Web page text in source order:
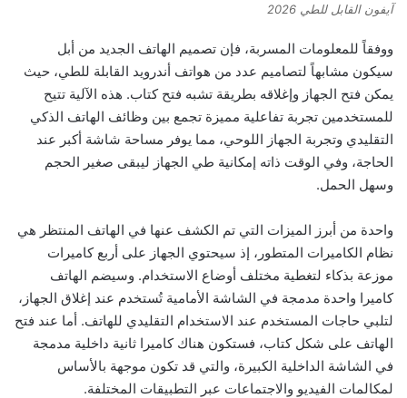
آيفون القابل للطي 2026
ووفقاً للمعلومات المسربة، فإن تصميم الهاتف الجديد من أبل
سيكون مشابهاً لتصاميم عدد من هواتف أندرويد القابلة للطي، حيث
يمكن فتح الجهاز وإغلاقه بطريقة تشبه فتح كتاب. هذه الآلية تتيح
للمستخدمين تجربة تفاعلية مميزة تجمع بين وظائف الهاتف الذكي
التقليدي وتجربة الجهاز اللوحي، مما يوفر مساحة شاشة أكبر عند
الحاجة، وفي الوقت ذاته إمكانية طي الجهاز ليبقى صغير الحجم
وسهل الحمل.
واحدة من أبرز الميزات التي تم الكشف عنها في الهاتف المنتظر هي
نظام الكاميرات المتطور، إذ سيحتوي الجهاز على أربع كاميرات
موزعة بذكاء لتغطية مختلف أوضاع الاستخدام. وسيضم الهاتف
كاميرا واحدة مدمجة في الشاشة الأمامية تُستخدم عند إغلاق الجهاز،
لتلبي حاجات المستخدم عند الاستخدام التقليدي للهاتف. أما عند فتح
الهاتف على شكل كتاب، فستكون هناك كاميرا ثانية داخلية مدمجة
في الشاشة الداخلية الكبيرة، والتي قد تكون موجهة بالأساس
لمكالمات الفيديو والاجتماعات عبر التطبيقات المختلفة.